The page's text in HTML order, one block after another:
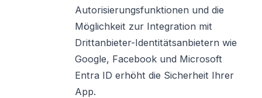
Autorisierungsfunktionen und die
Möglichkeit zur Integration mit
Drittanbieter-Identitätsanbietern wie
Google, Facebook und Microsoft
Entra ID erhöht die Sicherheit Ihrer
App.